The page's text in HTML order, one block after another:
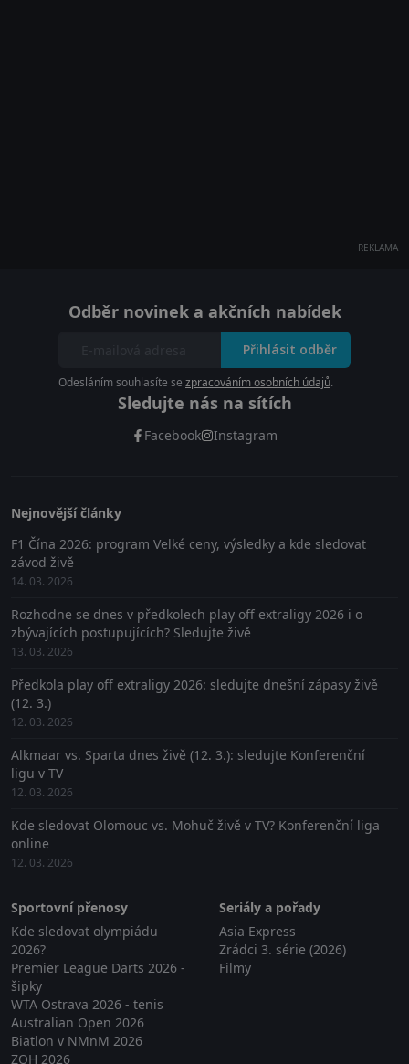
REKLAMA
Odběr novinek a akčních nabídek
Přihlásit odběr
Odesláním souhlasíte se zpracováním osobních údajů.
Sledujte nás na sítích
Facebook Instagram
Nejnovější články
F1 Čína 2026: program Velké ceny, výsledky a kde sledovat
závod živě
14. 03. 2026
Rozhodne se dnes v předkolech play off extraligy 2026 i o
zbývajících postupujících? Sledujte živě
13. 03. 2026
Předkola play off extraligy 2026: sledujte dnešní zápasy živě
(12. 3.)
12. 03. 2026
Alkmaar vs. Sparta dnes živě (12. 3.): sledujte Konferenční
ligu v TV
12. 03. 2026
Kde sledovat Olomouc vs. Mohuč živě v TV? Konferenční liga
online
12. 03. 2026
Sportovní přenosy
Kde sledovat olympiádu
2026?
Premier League Darts 2026 -
šipky
WTA Ostrava 2026 - tenis
Australian Open 2026
Biatlon v NMnM 2026
ZOH 2026
Seriály a pořady
Asia Express
Zrádci 3. série (2026)
Filmy